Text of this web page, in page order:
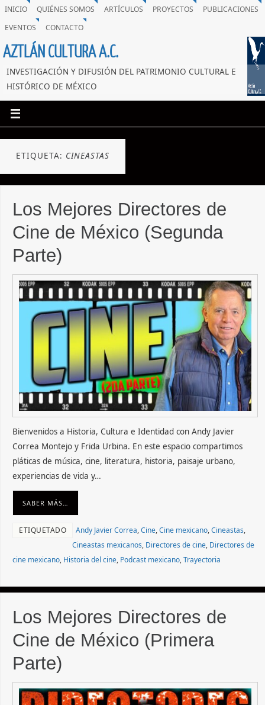
INICIO QUIÉNES SOMOS ARTÍCULOS PROYECTOS
PUBLICACIONES
EVENTOS
CONTACTO
AZTLÁN CULTURA A.C.
INVESTIGACIÓN Y DIFUSIÓN DEL PATRIMONIO CULTURAL E
HISTÓRICO DE MÉXICO
ETIQUETA: CINEASTAS
Los Mejores Directores de
Cine de México (Segunda
Parte)
Bienvenidos a Historia, Cultura e Identidad con Andy Javier
Correa Montejo y Frida Urbina. En este espacio compartimos
pláticas de música, cine, literatura, historia, paisaje urbano,
experiencias de vida y…
SABER MÁS…
ETIQUETADO Andy Javier Correa,Cine,Cine mexicano,Cineastas,
Cineastas mexicanos, Directores de cine, Directores de
cine mexicano, Historia del cine, Podcast mexicano,Trayectoria
Los Mejores Directores de
Cine de México (Primera
Parte)